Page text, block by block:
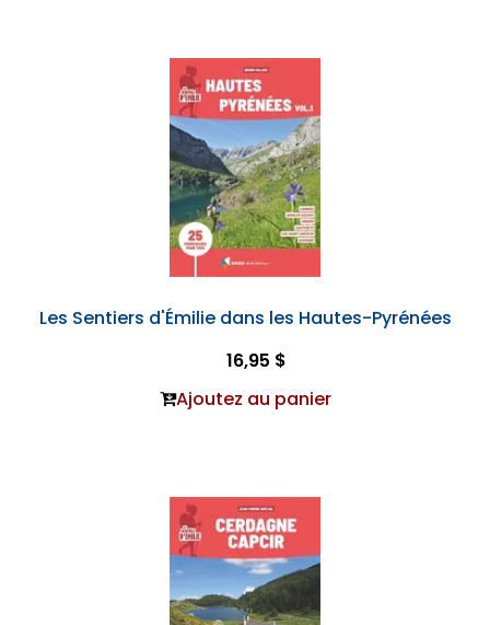
Les Sentiers d'Émilie dans les Hautes-Pyrénées
16,95 $
Ajoutez au panier